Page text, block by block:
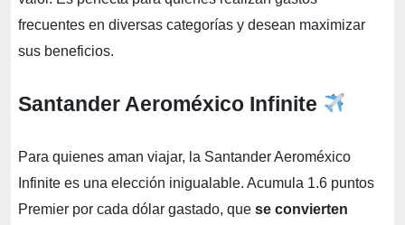
frecuentes en diversas categorías y desean maximizar
sus beneficios.
Santander Aeroméxico Infinite
Para quienes aman viajar, la Santander Aeroméxico
Infinite es una elección inigualable. Acumula 1.6 puntos
Premier por cada dólar gastado, que se convierten